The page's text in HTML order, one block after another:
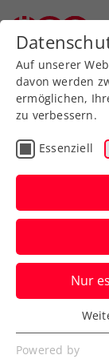
Zurück
Ausbildung
Auf unserer
davon werden
ermöglichen,
zu verbessern.
Essenziell
Nur
Essenziell
Essenzielle
Powered by